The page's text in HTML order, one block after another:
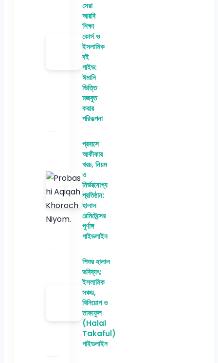
সেরা
আরবি
শিক্ষা
কোর্স ও
ইসলামিক
বই
গাইড:
ঈমানি
ভিত্তি
মজবুত
করার
পরিকল্পনা
প্রবাসে
আকীকার
খরচ, নিয়ম
ও
নির্ভরযোগ্য
প্রতিষ্ঠান:
হালাল
রেমিটেন্সের
পূর্ণাঙ্গ
গাইডলাইন
শিশুর হালাল
ভবিষ্যৎ:
ইসলামিক
সঞ্চয়,
বিনিয়োগ ও
তাকাফুল
(Halal
Takaful)
গাইডলাইন